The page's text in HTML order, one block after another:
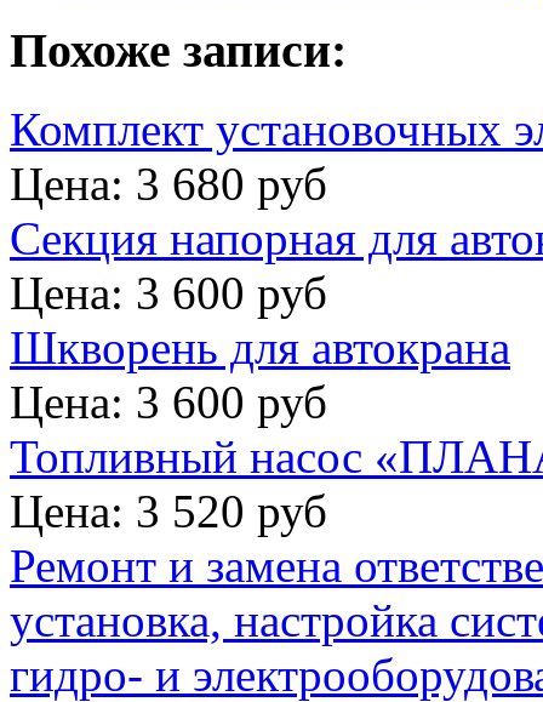
Похоже записи:
Комплект установочных
Цена: 3 680 руб
Секция напорная для
Цена: 3 600 руб
Шкворень для автокрана
Цена: 3 600 руб
Топливный насос
Цена: 3 520 руб
Ремонт и замена
установка, настройка
гидро- и